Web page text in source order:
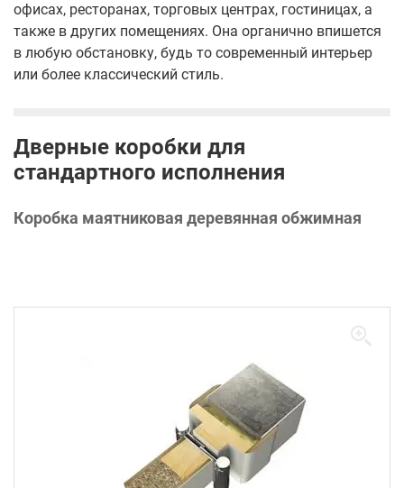
офисах, ресторанах, торговых центрах, гостиницах, а
также в других помещениях. Она органично впишется
в любую обстановку, будь то современный интерьер
или более классический стиль.
Дверные коробки для
стандартного исполнения
Коробка маятниковая деревянная обжимная